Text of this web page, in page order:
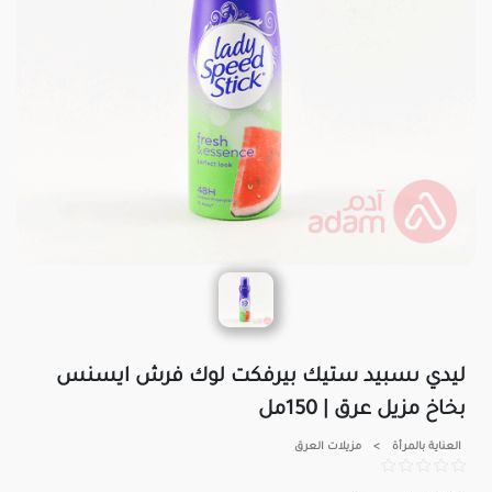
ليدي ىسبيد ستيك بيرفكت لوك فرش ايسنس
بخاخ مزيل عرق | 150مل
العناية بالمرأة > مزيلات العرق